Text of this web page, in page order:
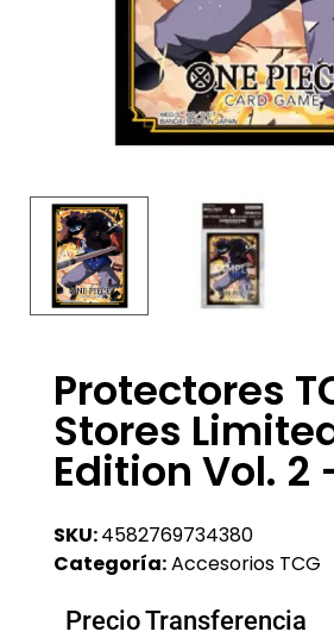
Protectores
Stores
Edition Vol. 2
SKU:4582769734380
Categoría:Accesorios TCG
Precio Transferencia